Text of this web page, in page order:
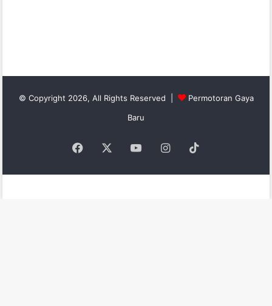
© Copyright 2026, All Rights Reserved |
Permotoran Gaya
Baru
Facebook YouTubeInstagram